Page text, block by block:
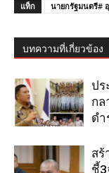
แท็ก นายกรัฐมนตรี#
บทความที่เกี่ยวข้อง
ปร
กล
ดำ
สร้
ชี้3